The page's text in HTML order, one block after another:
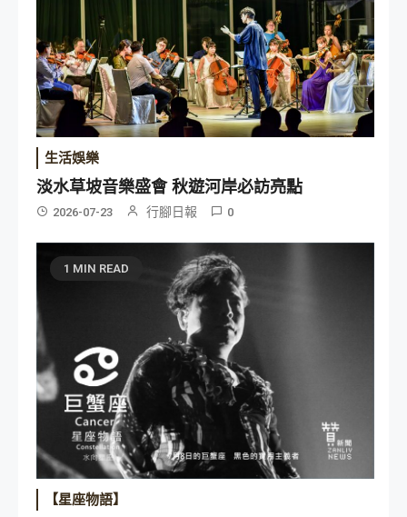
生活娛樂
淡水草坡音樂盛會 秋遊河岸必訪亮點
2026-07-23 行腳日報 0
1 MIN READ
【星座物語】